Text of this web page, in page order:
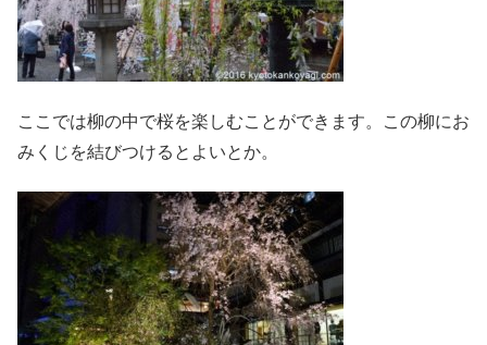
ここでは柳の中で桜を楽しむことができます。この柳にお
みくじを結びつけるとよいとか。